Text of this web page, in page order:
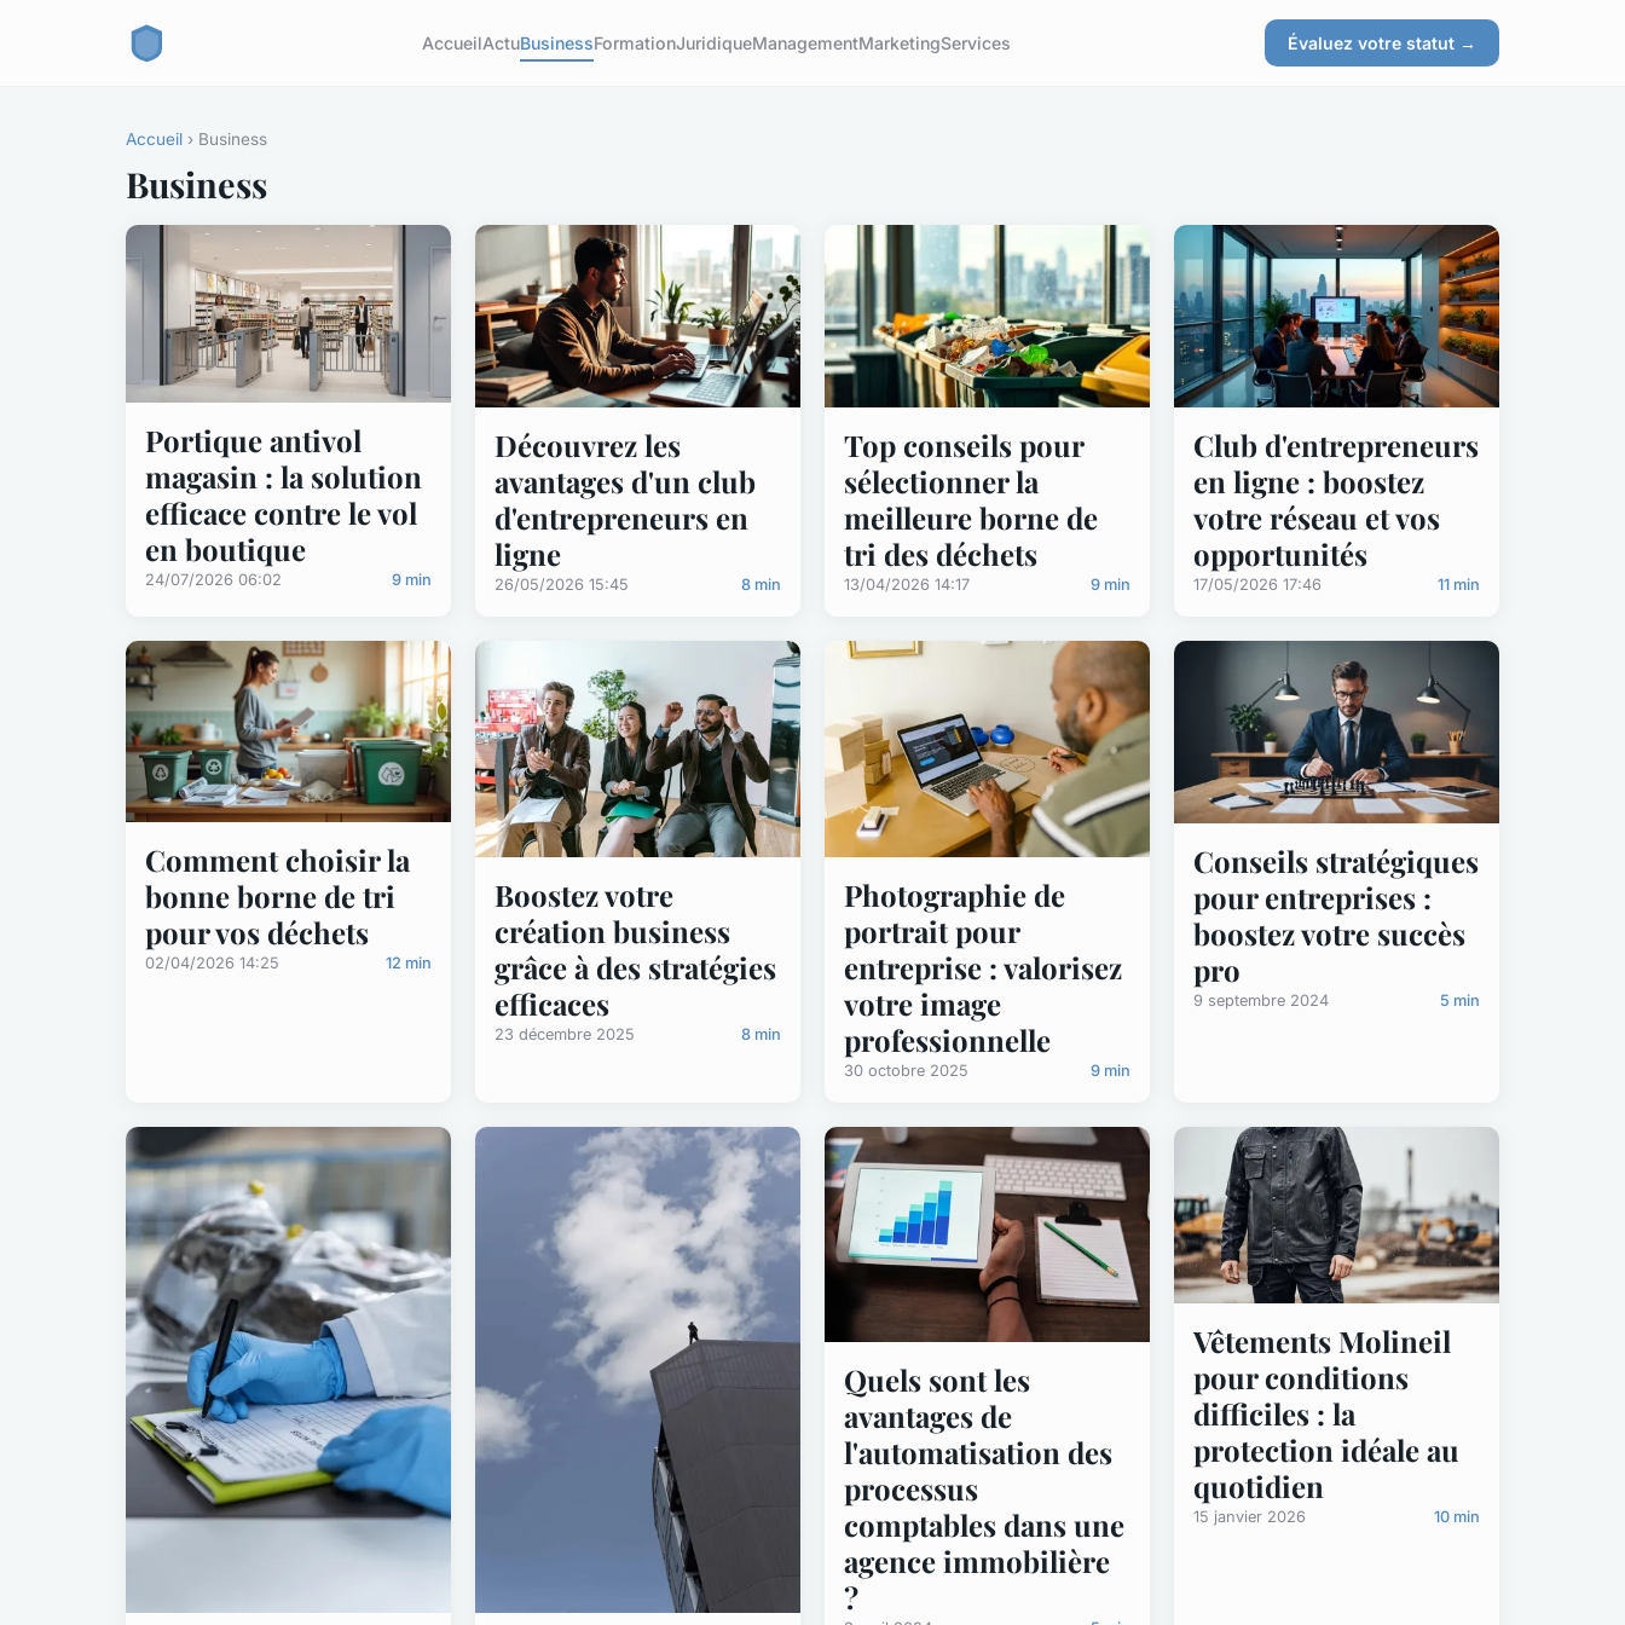
AccueilActuBusinessFormationJuridiqueManagementMarketingServices Évaluez votre statut →
Accueil › Business
Business
Portique antivol
magasin : la solution
efficace contre le vol
en boutique
24/07/2026 06:02 9 min
Découvrez les
avantages d'un club
d'entrepreneurs en
ligne
26/05/2026 15:45 8 min
Top conseils pour
sélectionner la
meilleure borne de
tri des déchets
13/04/2026 14:17 9 min
Club d'entrepreneurs
en ligne : boostez
votre réseau et vos
opportunités
17/05/2026 17:46 11 min
Comment choisir la
bonne borne de tri
pour vos déchets
02/04/2026 14:25 12 min
Boostez votre
création business
grâce à des stratégies
efficaces
23 décembre 2025 8 min
Photographie de
portrait pour
entreprise : valorisez
votre image
professionnelle
30 octobre 2025 9 min
Conseils stratégiques
pour entreprises :
boostez votre succès
pro
9 septembre 2024 5 min
Quels sont les
avantages de
l'automatisation des
processus
comptables dans une
agence immobilière
?
Vêtements Molineil
pour conditions
difficiles : la
protection idéale au
quotidien
15 janvier 2026 10 min